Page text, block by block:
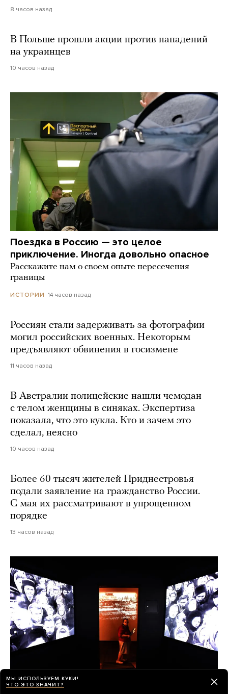
8 часов назад
В Польше прошли акции против нападений
на украинцев
10 часов назад
Поездка в Россию — это целое
приключение. Иногда довольно опасное
Расскажите нам о своем опыте пересечения
границы
ИСТОРИИ 14 часов назад
Россиян стали задерживать за фотографии
могил российских военных. Некоторым
предъявляют обвинения в госизмене
11 часов назад
В Австралии полицейские нашли чемодан
с телом женщины в синяках. Экспертиза
показала, что это кукла. Кто и зачем это
сделал, неясно
10 часов назад
Более 60 тысяч жителей Приднестровья
подали заявление на гражданство России.
С мая их рассматривают в упрощенном
порядке
13 часов назад
МЫ ИСПОЛЬЗУЕМ КУКИ!
ЧТО ЭТО ЗНАЧИТ?